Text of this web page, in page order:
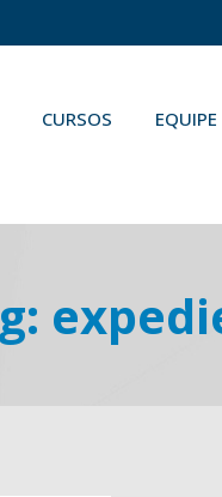
CURSOS EQUIPE